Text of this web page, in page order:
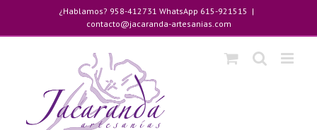
contenido
¿Hablamos? 958-412731 WhatsApp 615-921515 |
contacto@jacaranda-artesanias.com